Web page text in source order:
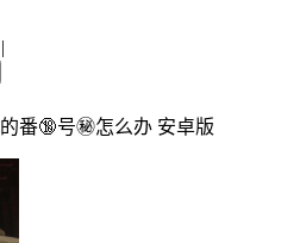
番🔞号㊙️怎么办 安卓版